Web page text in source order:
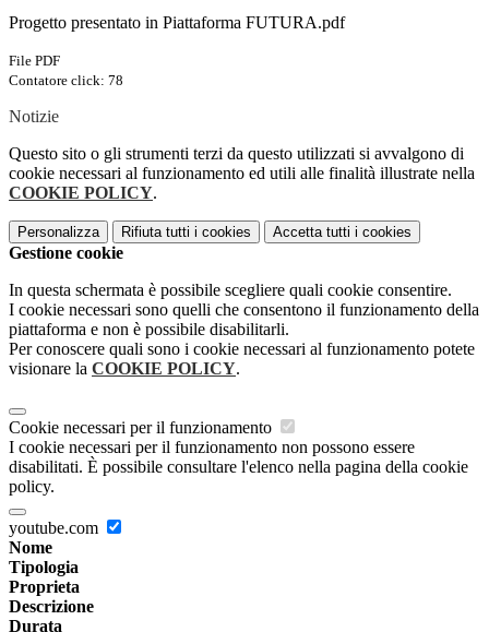
Progetto presentato in Piattaforma FUTURA.pdf
File PDF
Contatore click: 78
Notizie
Questo sito o gli strumenti terzi da questo utilizzati si avvalgono di
cookie necessari al funzionamento ed utili alle finalità illustrate nella
COOKIE POLICY.
Personalizza Rifiuta tutti i cookies Accetta tutti i cookies
Gestione cookie
In questa schermata è possibile scegliere quali cookie consentire.
I cookie necessari sono quelli che consentono il funzionamento della
piattaforma e non è possibile disabilitarli.
Per conoscere quali sono i cookie necessari al funzionamento potete
visionare la COOKIE POLICY.
Cookie necessari per il funzionamento
I cookie necessari per il funzionamento non possono essere
disabilitati. È possibile consultare l'elenco nella pagina della cookie
policy.
youtube.com
Nome
Tipologia
Proprieta
Descrizione
Durata